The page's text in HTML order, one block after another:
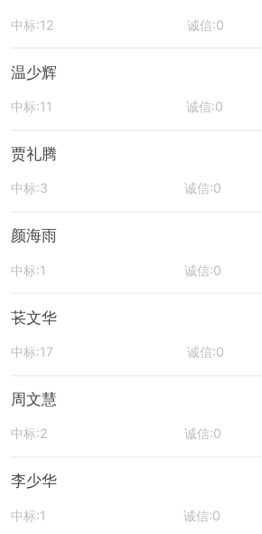
中标:12 诚信:0
温少辉
中标:11 诚信:0
贾礼腾
中标:3 诚信:0
颜海雨
中标:1 诚信:0
苌文华
中标:17 诚信:0
周文慧
中标:2 诚信:0
李少华
中标:1 诚信:0